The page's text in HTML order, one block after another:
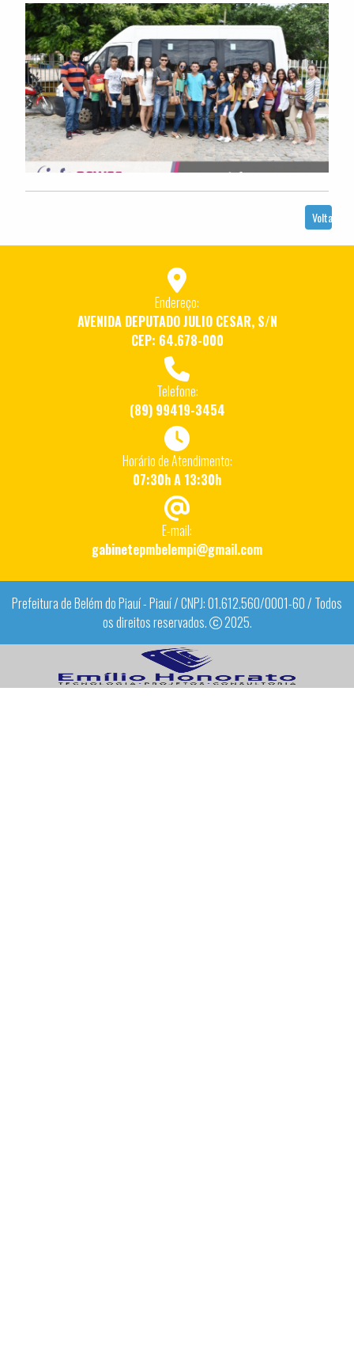
Voltar
Endereço:
AVENIDA DEPUTADO JULIO CESAR, S/N
CEP: 64.678-000
Telefone:
(89) 99419-3454
Horário de Atendimento:
07:30h A 13:30h
E-mail:
gabinetepmbelempi@gmail.com
Prefeitura de Belém do Piauí - Piauí / CNPJ: 01.612.560/0001-60 / Todos
os direitos reservados.
2025.